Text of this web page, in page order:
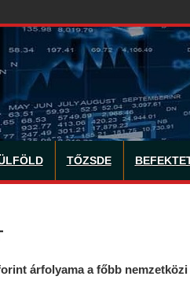
TŐZSDE
árfolyama a főbb nemzetközi